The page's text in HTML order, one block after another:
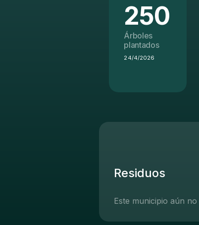
250
Árboles
plantados
24/4/2026
Residuos
Este municipio aún